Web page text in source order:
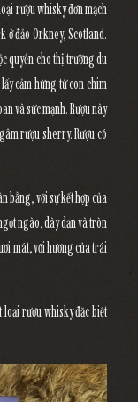
rượu whisky đơn mạch
ở đảo Orkney, Scotland.
quyền cho thị trường du
cảm hứng từ con chim
và sức mạnh. Rượu này
rượu sherry. Rượu có
bằng, với sự kết hợp của
ngào, dày dạn và tròn
mát, với hương của trái
loại rượu whisky đặc biệt